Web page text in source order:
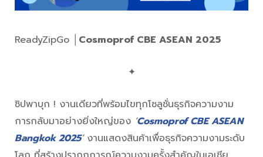
ReadyZipGo │ Cosmoprof CBE ASEAN 2025
✦
ซิปพาบุก ! งานเดียวที่พร้อมไขทุกโซลูชั่นธุรกิจความงาม
การกลับมาอย่างยิ่งใหญ่ของ ‘Cosmoprof CBE ASEAN
Bangkok 2025’งานแสดงสินค้าเพื่อธุรกิจความงามระดับ